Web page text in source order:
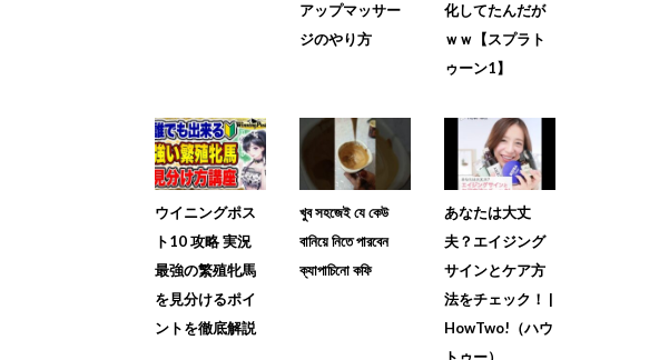
アップマッサー
ジのやり方
化してたんだが
ｗｗ【スプラト
ゥーン1】
ウイニングポス
ト10 攻略 実況
最強の繁殖牝馬
を見分けるポイ
ントを徹底解説
খুব সহজেই যে কেউ
বানিয়ে নিতে পারবেন
ক্যাপাচিনো কফি
あなたは大丈
夫？エイジング
サインとケア方
法をチェック！ |
HowTwo!（ハウ